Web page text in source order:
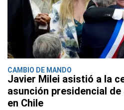
CAMBIO DE MANDO
Javier Milei asistió a la
asunción presidencial
en Chile